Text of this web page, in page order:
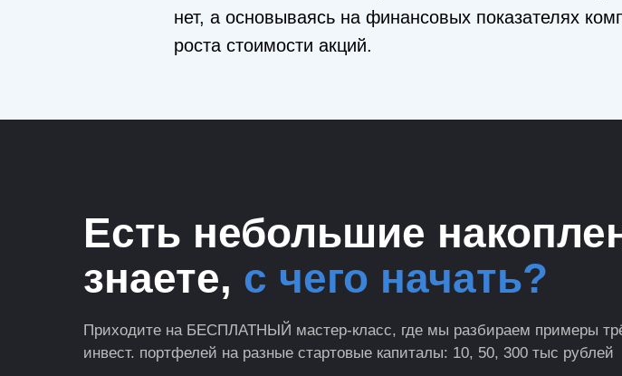
нет, а основываясь на финансовых показателях
роста стоимости акций.
Приходите на БЕСПЛАТНЫЙ мастер-класс, где мы разбираем примеры
инвест. портфелей на разные стартовые капиталы: 10, 50, 300 тыс рублей
Есть небольшие
знаете, с чего начать?